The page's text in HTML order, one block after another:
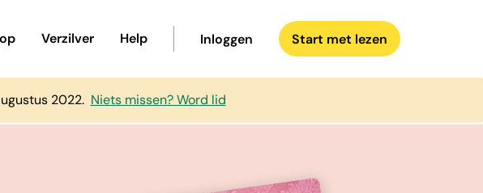
Verzilver Help Inloggen Start met lezen
2022. Niets missen? Word lid